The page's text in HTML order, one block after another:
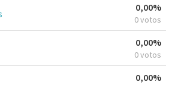
0,00%
0 votos
0,00%
0 votos
0,00%